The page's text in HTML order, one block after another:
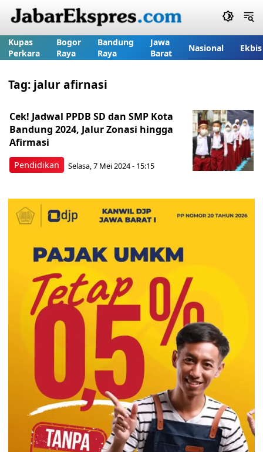
Kupas
Perkara
Bogor
Raya
Bandung
Raya
Jawa
Barat
Nasional Ekbis
Tag: jalur afirnasi
Pendidikan
Cek! Jadwal PPDB SD dan SMP Kota
Bandung 2024, Jalur Zonasi hingga
Afirmasi
Selasa, 7 Mei 2024 - 15:15